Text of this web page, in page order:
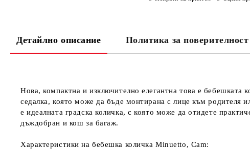
Детайлно описание Политика за поверителност
Нова, компактна и изключително елегантна това е бебешката
седалка, която може да бъде монтирана с лице към родителя
е идеалната градска количка, с която може да отидете
дъждобран и кош за багаж.
Характеристики на бебешка количка Minuetto, Cam: